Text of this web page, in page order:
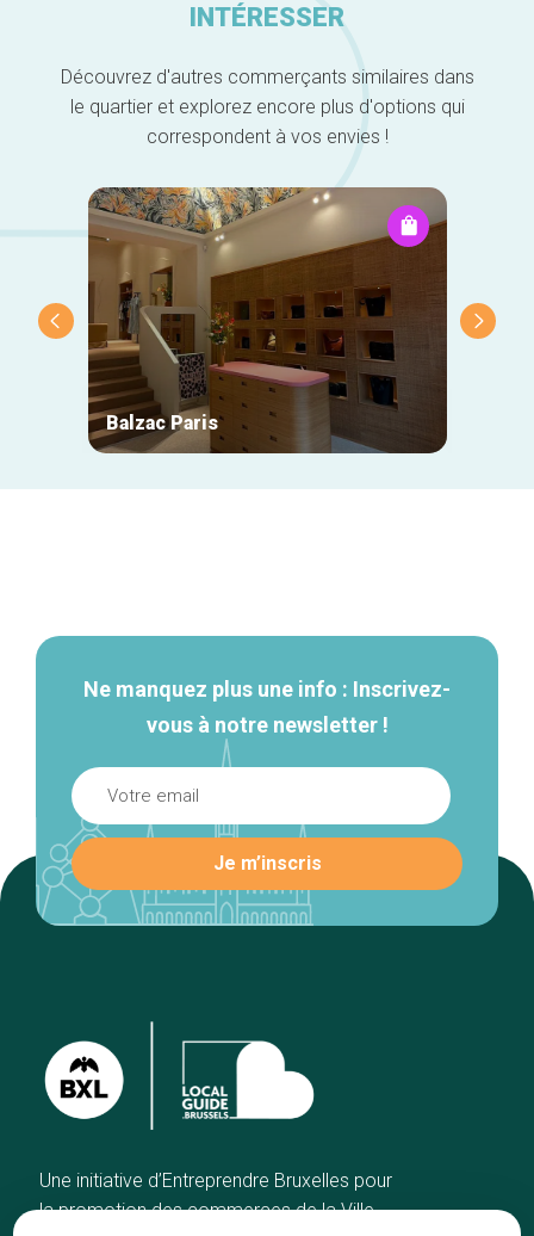
INTÉRESSER
Découvrez d'autres commerçants similaires dans
le quartier et explorez encore plus d'options qui
correspondent à vos envies !
Balzac Paris
Ne manquez plus une info : Inscrivez-
vous à notre newsletter !
Une initiative d’Entreprendre Bruxelles pour
la promotion des commerces de la Ville